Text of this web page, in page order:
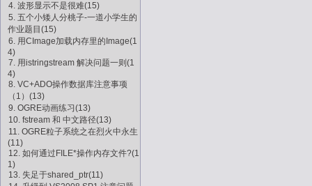
4. 波形显示不是很难(15)
5. 五个小矮人分桃子-一道小学生的
作业题目(15)
6. 用CImage加载内存里的Image(1
4)
7. 用istringstream 解决问题一则(1
4)
8. VC+ADO操作数据库注意事项
（1）(13)
9. OGRE动画练习(13)
10. fstream 和 中文路径(13)
11. OGRE粒子系统之在烈火中永生
(11)
12. 如何通过FILE*操作内存文件?(1
1)
13. 失足于shared_ptr(11)